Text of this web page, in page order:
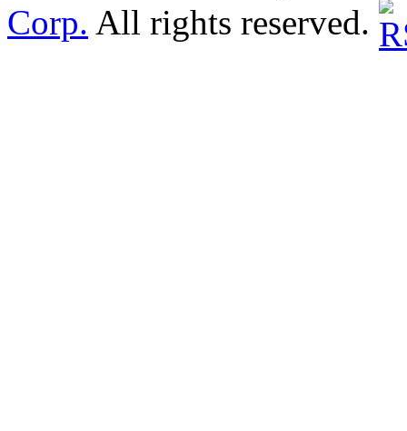
Corp. All rights reserved.